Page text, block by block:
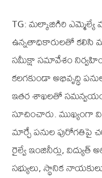
TG: మల్కాజిగిరి ఎమ్మెల్యే
ఉన్నతాధికారులతో కలిసి
సమీక్షా సమావేశం
కలగకుండా అభివృద్ధి
ఇతర శాఖలతో
సూచించారు. ముఖ్యంగా
మార్చే పనుల పురోగతిపై
రైల్వే ఇంజినీర్లు,
సభ్యులు, స్థానిక